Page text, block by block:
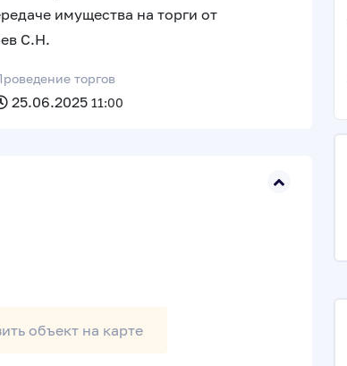
имущества на торги от
С.Н.
торгов
25.06.2025 11:00
объект на карте